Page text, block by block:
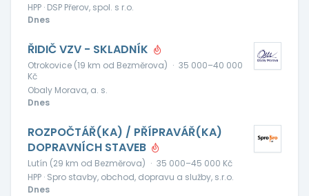
HPP · DSP Přerov, spol. s r.o.
Dnes
ŘIDIČ VZV - SKLADNÍK
Otrokovice (19 km od Bezměrova) · 35 000–40 000
Kč
Obaly Morava, a. s.
Dnes
ROZPOČTÁŘ(KA) / PŘÍPRAVÁŘ(KA)
DOPRAVNÍCH STAVEB
Lutín (29 km od Bezměrova) · 35 000–45 000 Kč
HPP · Spro stavby, obchod, dopravu a služby, s.r.o.
Dnes